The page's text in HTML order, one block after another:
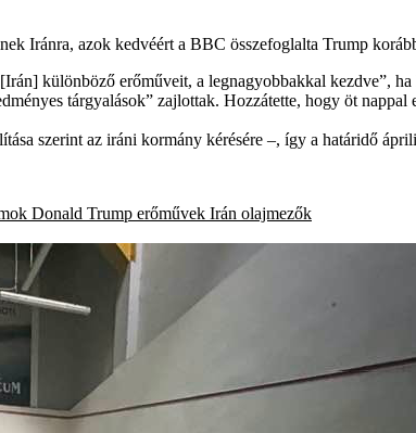
Iránra, azok kedvéért a BBC összefoglalta Trump
különböző erőműveit, a legnagyobbakkal kezdve”,
tárgyalások” zajlottak. Hozzátette, hogy öt
szerint az iráni kormány kérésére –, így a határidő
Donald Trump erőművek Irán olajmezők